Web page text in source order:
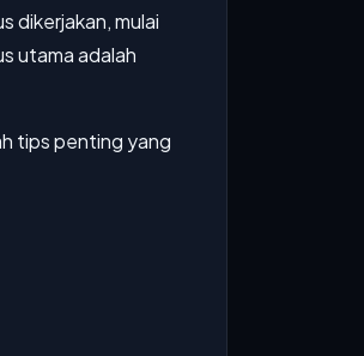
dikerjakan, mulai
utama adalah
tips penting yang